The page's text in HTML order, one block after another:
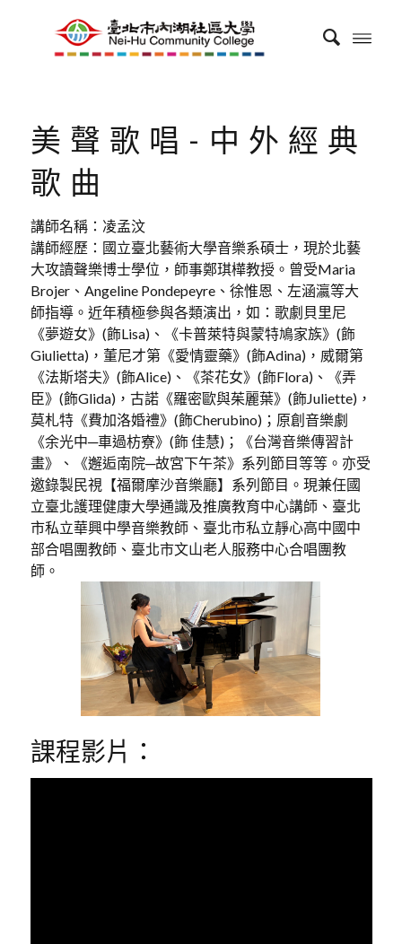
美聲歌唱-中外經典
歌曲
講師名稱：凌孟汶
講師經歷：國立臺北藝術大學音樂系碩士，現於北藝
大攻讀聲樂博士學位，師事鄭琪樺教授。曾受Maria
Brojer、Angeline Pondepeyre、徐惟恩、左涵瀛等大
師指導。近年積極參與各類演出，如：歌劇貝里尼
《夢遊女》(飾Lisa)、《卡普萊特與蒙特鳩家族》(飾
Giulietta)，董尼才第《愛情靈藥》(飾Adina)，威爾第
《法斯塔夫》(飾Alice)、《茶花女》(飾Flora)、《弄
臣》(飾Glida)，古諾《羅密歐與茱麗葉》(飾Juliette)，
莫札特《費加洛婚禮》(飾Cherubino)；原創音樂劇
《余光中─車過枋寮》(飾 佳慧)；《台灣音樂傳習計
畫》、《邂逅南院─故宮下午茶》系列節目等等。亦受
邀錄製民視【福爾摩沙音樂廳】系列節目。現兼任國
立臺北護理健康大學通識及推廣教育中心講師、臺北
市私立華興中學音樂教師、臺北市私立靜心高中國中
部合唱團教師、臺北市文山老人服務中心合唱團教
師。
課程影片：